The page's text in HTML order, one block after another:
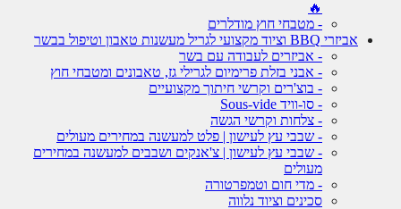
- מטבחי חוץ מודלרים
אביזרי BBQ וציוד מקצועי לגריל מעשנות טאבון וטיפול בבשר
- אביזרים לעבודה עם בשר
- אבני בזלת פרימיום לגרילי גז, טאבונים ומטבחי חוץ
- בוצ'רים וקרשי חיתוך מקצועיים
- סו-וויד Sous-vide
- צלחות וקרשי הגשה
- שבבי עץ לעישון | פלט למעשנה במחירים מעולים
- שבבי עץ לעישון | צ'אנקים ושבבים למעשנה במחירים
מעולים
- מדי חום וטמפרטורה
סכינים וציוד נלווה